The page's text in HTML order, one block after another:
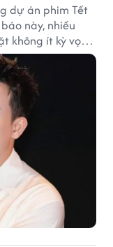
dự án phim Tết
này, nhiều
không ít kỳ vọng